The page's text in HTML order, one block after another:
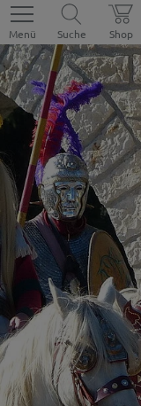
Menü Suche Shop